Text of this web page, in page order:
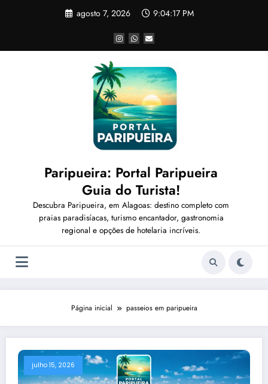
agosto 7, 2026 9:04:19 PM
Paripueira: Portal Paripueira
Guia do Turista!
Descubra Paripueira, em Alagoas: destino completo com
praias paradisíacas, turismo encantador, gastronomia
regional e opções de hotelaria incríveis.
Página inicial passeios em paripueira
julho 15, 2026